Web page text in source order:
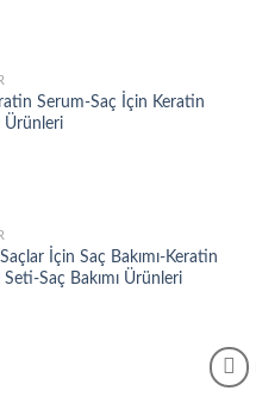
Add to
Serum-Saç İçin Keratin
Ürünleri
Add to
wishlist
İçin Saç Bakımı-Keratin
Seti-Saç Bakımı Ürünleri